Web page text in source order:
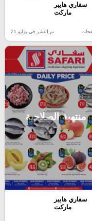
سفاري هايبر
ماركت
تم النشر في يوليو 21
منتهية الصلاحية
سفاري هايبر
ماركت